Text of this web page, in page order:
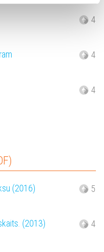
4
4
4
(2016) 5
(2013) 4